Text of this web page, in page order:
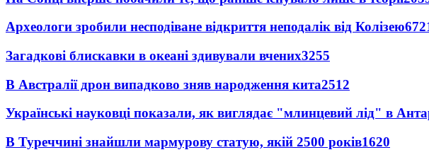
Археологи зробили несподіване відкриття неподалік від Колізею
Загадкові блискавки в океані здивували вчених3255
В Австралії дрон випадково зняв народження кита2512
Українські науковці показали, як виглядає "млинцевий лід" в
В Туреччині знайшли мармурову статую, якій 2500 років1620